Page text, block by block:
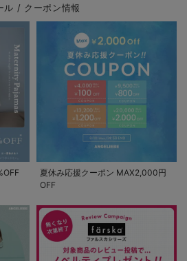
ル / クーポン情報
夏休み応援クーポン MAX2,000円
OFF